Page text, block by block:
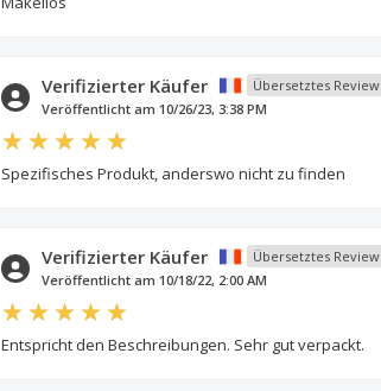
Verifizierter Käufer
Übersetztes Review
Veröffentlicht am 10/26/23, 3:38 PM
Spezifisches Produkt, anderswo nicht zu finden
Verifizierter Käufer
Übersetztes Review
Veröffentlicht am 10/18/22, 2:00 AM
Entspricht den Beschreibungen. Sehr gut verpackt.